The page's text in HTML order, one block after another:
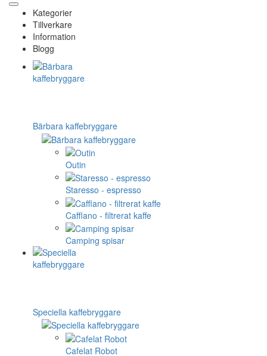
Kategorier
Tillverkare
Information
Blogg
Bärbara kaffebryggare
Outin
Staresso - espresso
Cafflano - filtrerat kaffe
Camping spisar
Speciella kaffebryggare
Cafelat Robot